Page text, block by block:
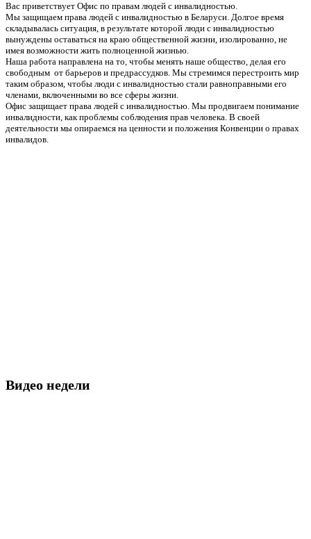
Вас приветствует Офис по правам людей с инвалидностью.
Мы защищаем права людей с инвалидностью в Беларуси. Долгое время
складывалась ситуация, в результате которой люди с инвалидностью
вынуждены оставаться на краю общественной жизни, изолированно, не
имея возможности жить полноценной жизнью.
Наша работа направлена на то, чтобы менять наше общество, делая его
свободным от барьеров и предрассудков. Мы стремимся перестроить мир
таким образом, чтобы люди с инвалидностью стали равноправными его
членами, включенными во все сферы жизни.
Офис защищает права людей с инвалидностью. Мы продвигаем понимание
инвалидности, как проблемы соблюдения прав человека. В своей
деятельности мы опираемся на ценности и положения Конвенции о правах
инвалидов.
Видео недели